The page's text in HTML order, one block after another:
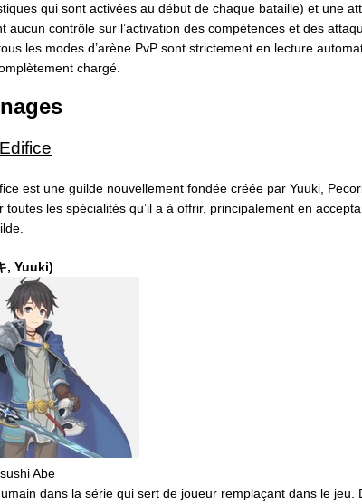
qui sont activées au début de chaque bataille) et une
aucun contrôle sur l’activation des compétences et des
les modes d’arène PvP sont strictement en lecture
chargé.
est une guilde nouvellement fondée créée par Yuuki,
toutes les spécialités qu’il a à offrir, principalement en
, Yuuki)
Abe
dans la série qui sert de joueur remplaçant dans le